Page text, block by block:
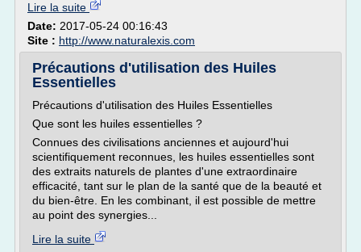
Lire la suite
Date: 2017-05-24 00:16:43
Site : http://www.naturalexis.com
Précautions d'utilisation des Huiles
Essentielles
Précautions d'utilisation des Huiles Essentielles
Que sont les huiles essentielles ?
Connues des civilisations anciennes et aujourd'hui
scientifiquement reconnues, les huiles essentielles sont
des extraits naturels de plantes d'une extraordinaire
efficacité, tant sur le plan de la santé que de la beauté et
du bien-être. En les combinant, il est possible de mettre
au point des synergies...
Lire la suite